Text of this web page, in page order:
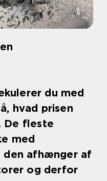
du med
hvad prisen
De fleste
med
den afhænger af
og derfor